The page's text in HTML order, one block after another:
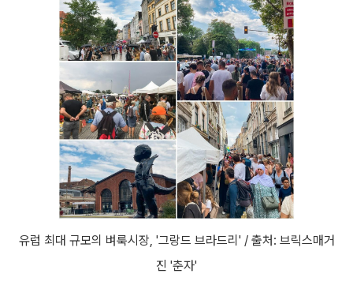
유럽 최대 규모의 벼룩시장, '그랑드 브라드리' / 출처: 브릭스매거
진 '춘자'